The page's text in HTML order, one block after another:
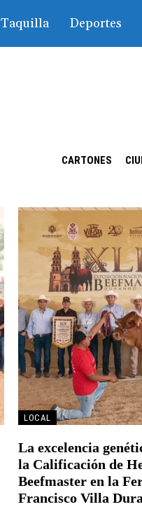
Taquilla Deportes
CARTONES
LOCAL
La excelencia
la Calificación de
Beefmaster en la
Francisco Villa